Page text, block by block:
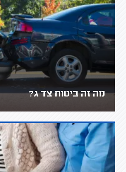
מה זה ביטוח צד ג?